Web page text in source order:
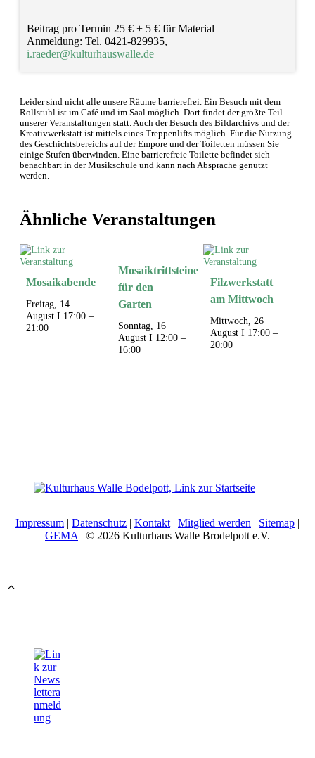
Beitrag pro Termin 25 € + 5 € für Material
Anmeldung: Tel. 0421-829935,
i.raeder@kulturhauswalle.de
Leider sind nicht alle unsere Räume barrierefrei. Ein Besuch mit dem
Rollstuhl ist im Café und im Saal möglich. Dort findet der größte Teil
unserer Veranstaltungen statt. Auch der Besuch des Bildarchivs und der
Kreativwerkstatt ist mittels eines Treppenlifts möglich. Für die Nutzung
des Geschichtsbereichs auf der Empore und der Toiletten müssen Sie
einige Stufen überwinden. Eine barrierefreie Toilette befindet sich
benachbart in der Musikschule und kann nach Absprache genutzt
werden.
Ähnliche Veranstaltungen
Mosaikabende
Freitag, 14
August I 17:00 –
21:00
Mosaiktrittsteine
für den
Garten
Sonntag, 16
August I 12:00–
16:00
Filzwerkstatt
am Mittwoch
Mittwoch, 26
August I 17:00–
20:00
Impressum | Datenschutz | Kontakt | Mitglied werden | Sitemap |
GEMA | © 2026 Kulturhaus Walle Brodelpott e.V.